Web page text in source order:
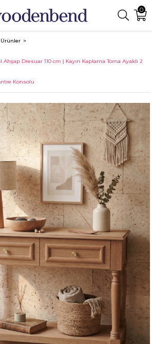
0
Ürünler
Ahşap Dresuar 110 cm | Kayın Kaplama Torna Ayaklı 2
Konsolu